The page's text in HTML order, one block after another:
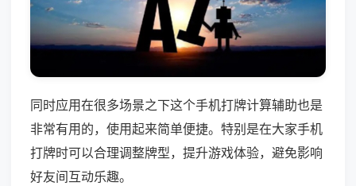
同时应用在很多场景之下这个手机打牌计算辅助也是
非常有用的，使用起来简单便捷。特别是在大家手机
打牌时可以合理调整牌型，提升游戏体验，避免影响
好友间互动乐趣。